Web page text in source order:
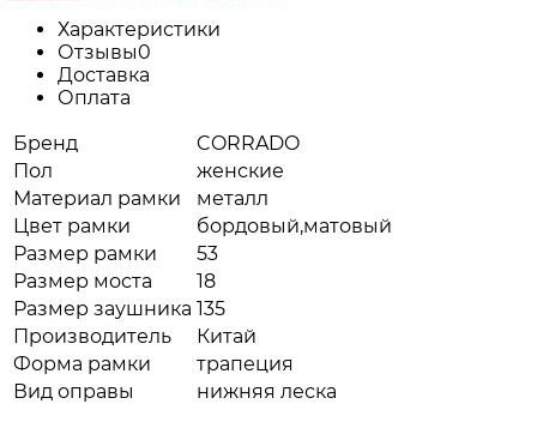
Характеристики
Отзывы0
Доставка
Оплата
Бренд
CORRADO
Пол
женские
Материал рамки
металл
Цвет рамки
бордовый,матовый
Размер рамки
53
Размер моста
18
Размер заушника 135
Производитель
Китай
Форма рамки
трапеция
Вид оправы
нижняя леска